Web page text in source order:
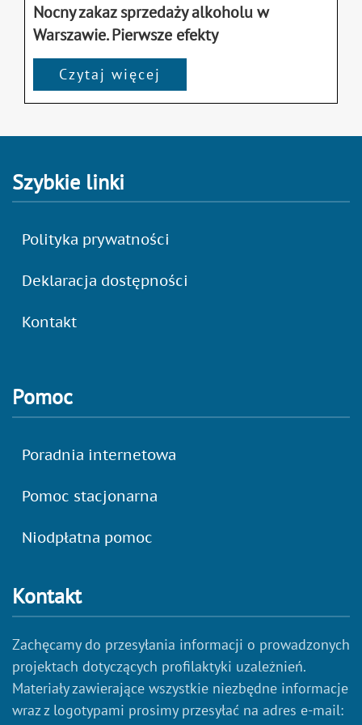
Nocny zakaz sprzedaży alkoholu w
Warszawie. Pierwsze efekty
Czytaj więcej
Szybkie linki
Polityka prywatności
Deklaracja dostępności
Kontakt
Pomoc
Poradnia internetowa
Pomoc stacjonarna
Niodpłatna pomoc
Kontakt
Zachęcamy do przesyłania informacji o prowadzonych
projektach dotyczących profilaktyki uzależnień.
Materiały zawierające wszystkie niezbędne informacje
wraz z logotypami prosimy przesyłać na adres e-mail: